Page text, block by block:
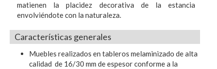
matienen la placidez decorativa de la estancia
envolviéndote con la naturaleza.
Características generales
Muebles realizados en tableros melaminizado de alta
calidad de 16/30 mm de espesor conforme a la